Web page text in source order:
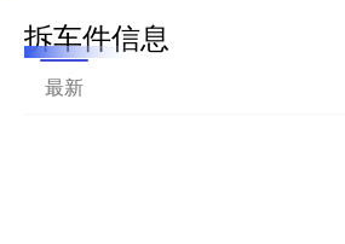
拆车件信息
最新